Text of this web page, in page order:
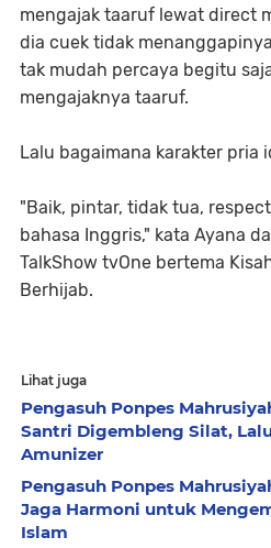
mengajak taaruf lewat direct
dia cuek tidak
tak mudah percaya begitu
mengajaknya taaruf.
Lalu bagaimana karakter pria
"Baik, pintar, tidak tua,
bahasa Inggris," kata Ayana
TalkShow tvOne bertema
Berhijab.
Lihat juga
Pengasuh Ponpes
Santri Digembleng Silat,
Amunizer
Pengasuh Ponpes
Jaga Harmoni untuk
Islam